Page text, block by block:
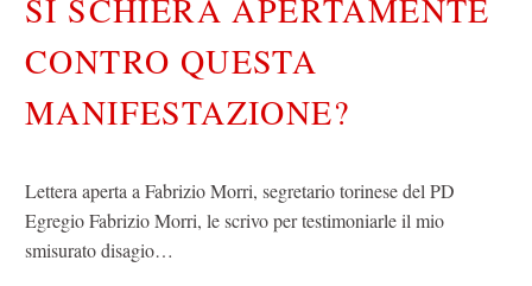
SI SCHIERA APERTAMENTE
CONTRO QUESTA
MANIFESTAZIONE?
Lettera aperta a Fabrizio Morri, segretario torinese del PD
Egregio Fabrizio Morri, le scrivo per testimoniarle il mio
smisurato disagio…